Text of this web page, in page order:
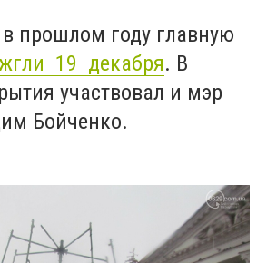
прошлом году главную
19 декабря. В
участвовал и мэр
Бойченко.